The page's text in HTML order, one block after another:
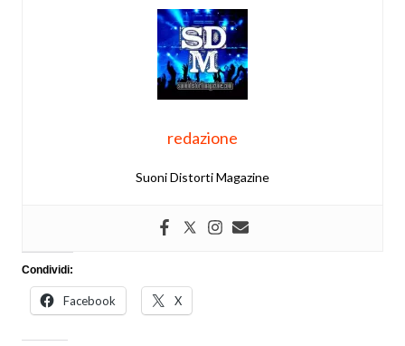
redazione
Suoni Distorti Magazine
Condividi:
Facebook X